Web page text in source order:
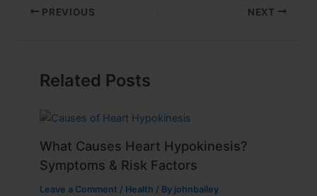
PREVIOUS NEXT
Related Posts
What Causes Heart Hypokinesis?
Symptoms & Risk Factors
Leave a Comment / Health / By johnbailey